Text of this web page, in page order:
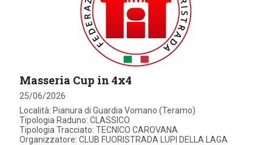
Masseria Cup in 4x4
25/06/2026
Località: Pianura di Guardia Vomano (Teramo)
Tipologia Raduno: CLASSICO
Tipologia Tracciato: TECNICO CAROVANA
Organizzatore: CLUB FUORISTRADA LUPI DELLA LAGA